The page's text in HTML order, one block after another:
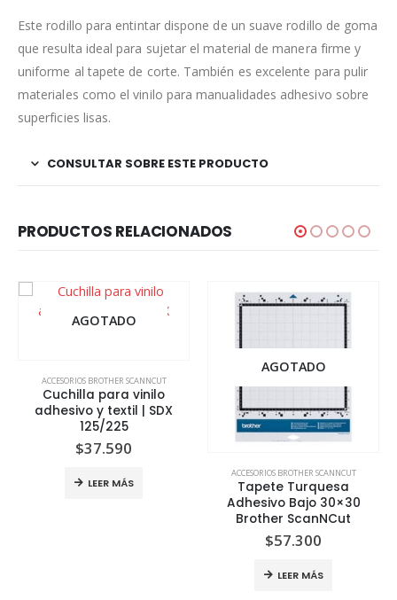
Este rodillo para entintar dispone de un suave rodillo de goma
que resulta ideal para sujetar el material de manera firme y
uniforme al tapete de corte. También es excelente para pulir
materiales como el vinilo para manualidades adhesivo sobre
superficies lisas.
CONSULTAR SOBRE ESTE PRODUCTO
PRODUCTOS RELACIONADOS
AGOTADO
ACCESORIOS BROTHER SCANNCUT
Cuchilla para vinilo
adhesivo y textil | SDX
125/225
$37.590
LEER MÁS
AGOTADO
ACCESORIOS BROTHER SCANNCUT
Tapete Turquesa
Adhesivo Bajo 30×30
Brother ScanNCut
$57.300
LEER MÁS